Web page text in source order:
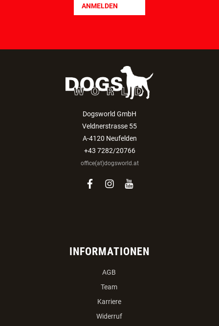
ANMELDEN
Dogsworld GmbH
Veldnerstrasse 55
A-4120 Neufelden
+43 7282/20766
office(at)dogsworld.at
facebook
instagram
youtube
INFORMATIONEN
AGB
Team
Karriere
Widerruf